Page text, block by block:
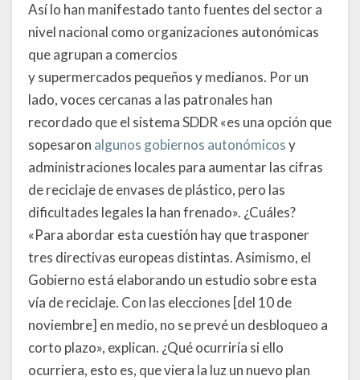
Así lo han manifestado tanto fuentes del sector a
nivel nacional como organizaciones autonómicas
que agrupan a comercios
y supermercados pequeños y medianos. Por un
lado, voces cercanas a las patronales han
recordado que el sistema SDDR «es una opción que
sopesaron algunos gobiernos autonómicosy
administraciones locales para aumentar las cifras
de reciclaje de envases de plástico, pero las
dificultades legales la han frenado». ¿Cuáles?
«Para abordar esta cuestión hay que trasponer
tres directivas europeas distintas. Asimismo, el
Gobierno está elaborando un estudio sobre esta
vía de reciclaje. Con las elecciones [del 10 de
noviembre] en medio, no se prevé un desbloqueo a
corto plazo», explican. ¿Qué ocurriría si ello
ocurriera, esto es, que viera la luz un nuevo plan